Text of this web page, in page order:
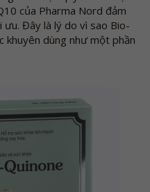
của Pharma Nord đảm
Đây là lý do vì sao Bio-
khuyên dùng như một phần